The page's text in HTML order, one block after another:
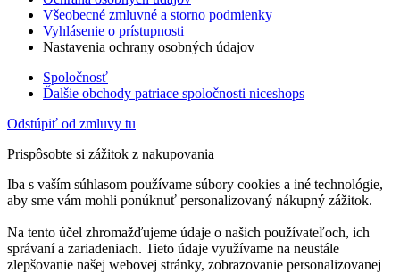
Všeobecné zmluvné a storno podmienky
Vyhlásenie o prístupnosti
Nastavenia ochrany osobných údajov
Spoločnosť
Ďalšie obchody patriace spoločnosti niceshops
Odstúpiť od zmluvy tu
Prispôsobte si zážitok z nakupovania
Iba s vaším súhlasom používame súbory cookies a iné technológie,
aby sme vám mohli ponúknuť personalizovaný nákupný zážitok.
Na tento účel zhromažďujeme údaje o našich používateľoch, ich
správaní a zariadeniach. Tieto údaje využívame na neustále
zlepšovanie našej webovej stránky, zobrazovanie personalizovanej